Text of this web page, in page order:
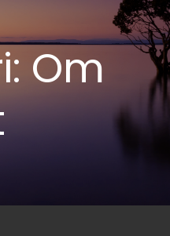
Om